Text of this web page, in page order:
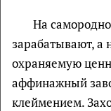
На
зарабатывают, а
охраняемую
аффинажный
клеймением.